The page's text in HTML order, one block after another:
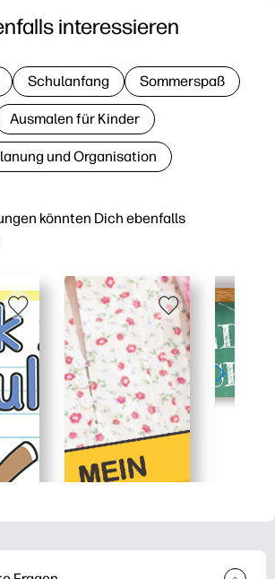
könnten Dich ebenfalls
interessieren
Schulanfang Sommerspaß
Ausmalen für Kinder
und Organisation